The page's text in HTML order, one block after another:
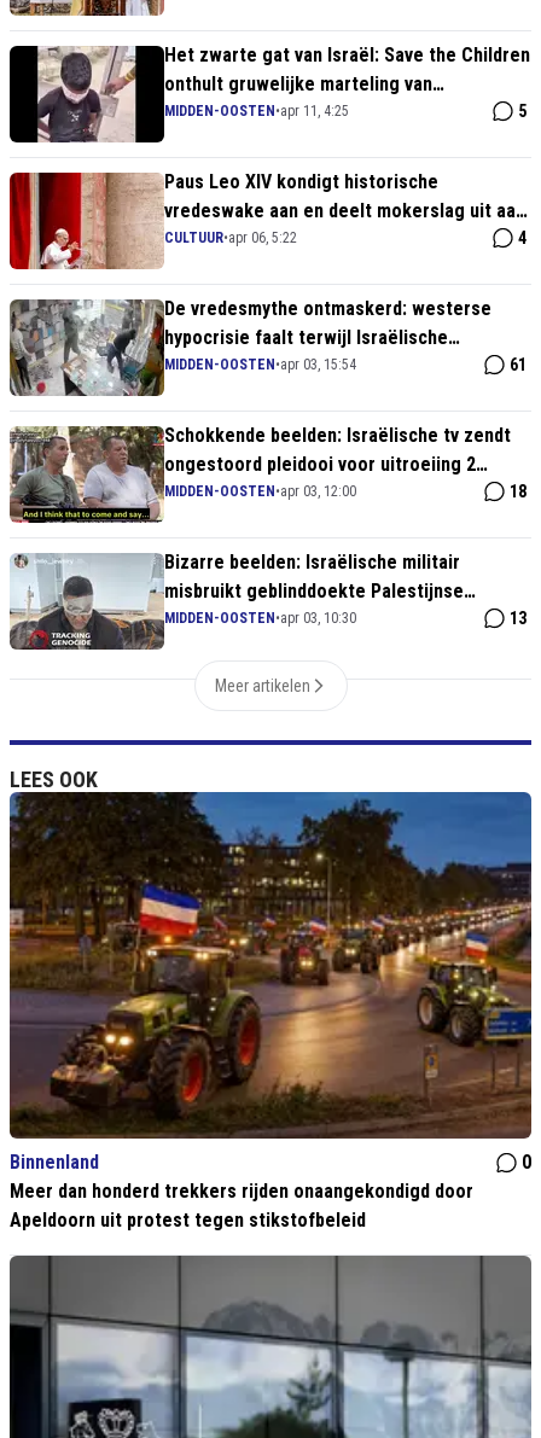
Het zwarte gat van Israël: Save the Children
onthult gruwelijke marteling van
minderjarigen
MIDDEN-OOSTEN •apr 11, 4:25 5
Paus Leo XIV kondigt historische
vredeswake aan en deelt mokerslag uit aan
oorlogshitsers
CULTUUR•apr 06, 5:22 4
De vredesmythe ontmaskerd: westerse
hypocrisie faalt terwijl Israëlische
kolonisten ongestoord hun gang gaan
MIDDEN-OOSTEN •apr 03, 15:54 61
Schokkende beelden: Israëlische tv zendt
ongestoord pleidooi voor uitroeiing 2
miljoen Gazanen uit
MIDDEN-OOSTEN •apr 03, 12:00 18
Bizarre beelden: Israëlische militair
misbruikt geblinddoekte Palestijnse
arrestant als reclamezuil
MIDDEN-OOSTEN •apr 03, 10:30 13
Meer artikelen
LEES OOK
Binnenland
0
Meer dan honderd trekkers rijden onaangekondigd door
Apeldoorn uit protest tegen stikstofbeleid